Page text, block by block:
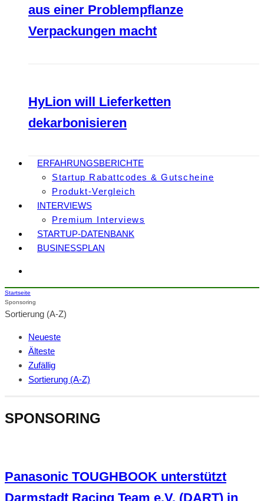
aus einer Problempflanze
Verpackungen macht
HyLion will Lieferketten
dekarbonisieren
ERFAHRUNGSBERICHTE
Startup Rabattcodes & Gutscheine
Produkt-Vergleich
INTERVIEWS
Premium Interviews
STARTUP-DATENBANK
BUSINESSPLAN
Startseite
Sponsoring
Sortierung (A-Z)
Neueste
Älteste
Zufällig
Sortierung (A-Z)
SPONSORING
Panasonic TOUGHBOOK unterstützt
Darmstadt Racing Team e.V. (DART) in